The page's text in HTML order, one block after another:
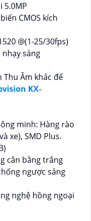
5.0MP
CMOS kích
@(1-25/30fps)
sáng
Âm khác để
KX-
minh: Hàng rào
xe), SMD Plus.
cân bằng trắng
ngược sáng
nghệ hồng ngoại